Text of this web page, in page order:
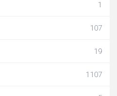
1
107
19
1107